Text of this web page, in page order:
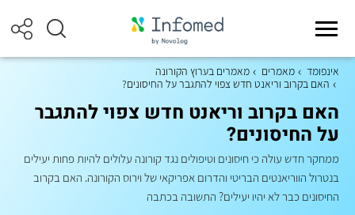
אינפומד מאמרים
מאמרים בערוץ הקורונה
האם בקרוב וריאנט חדש צפוי להתגבר על החיסונים?
האם בקרוב וריאנט חדש צפוי להתגבר
על החיסונים?
ממחקר חדש עולה כי חיסונים וטיפולים נגד קורונה עלולים להיות פחות יעילים
בנטרול הווריאנטים הבריטי והדרום אפריקאי של וירוס הקורונה. האם בקרוב
החיסונים כבר לא יהיו יעילים? התשובה בכתבה